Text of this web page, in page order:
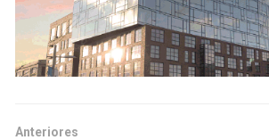
Anteriores